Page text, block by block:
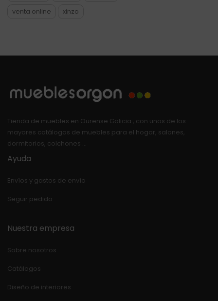
venta online
xinzo
Tienda de muebles en Ourense Galicia , con unos de los
mayores catálogos de muebles para el hogar, salones,
dormitorios, colchones …
Ayuda
Envíos y gastos de envío
Seguir pedido
Nuestra empresa
Sobre nosotros
Catálogos
Diseño de interiores